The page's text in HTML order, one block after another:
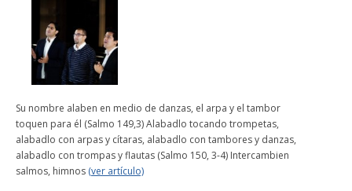
Su nombre alaben en medio de danzas, el arpa y el tambor
toquen para él (Salmo 149,3) Alabadlo tocando trompetas,
alabadlo con arpas y cítaras, alabadlo con tambores y danzas,
alabadlo con trompas y flautas (Salmo 150, 3-4) Intercambien
salmos, himnos (ver artículo)